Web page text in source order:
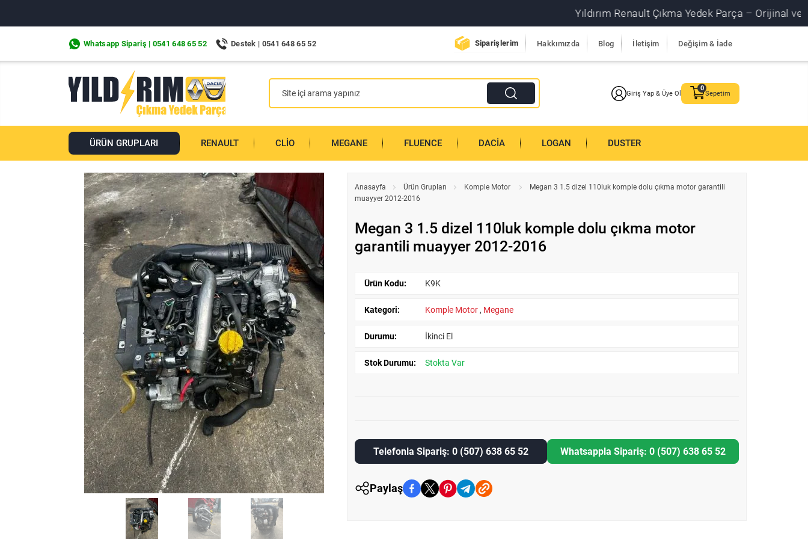
Yıldırım Renault Çıkma Yedek Parça – Orijinal ve
Whatsapp Sipariş | 0541 648 65 52 Destek | 0541 648 65 52 Siparişlerim Hakkımızda Blog İletişim Değişim & İade
Giriş Yap & Üye Ol Sepetim
ÜRÜN GRUPLARI RENAULT CLIO MEGANE FLUENCE DACIA LOGAN DUSTER
Anasayfa Ürün Grupları Komple Motor
Megan 3 1.5 dizel 110luk komple dolu çıkma motor garantili
muayyer 2012-2016
Megan 3 1.5 dizel 110luk komple dolu çıkma motor
garantili muayyer 2012-2016
Ürün Kodu: K9K
Kategori: Komple Motor , Megane
Durumu: İkinci El
Stok Durumu: Stokta Var
Telefonla Sipariş: 0 (507) 638 65 52 Whatsappla Sipariş: 0 (507) 638 65 52
Paylaş